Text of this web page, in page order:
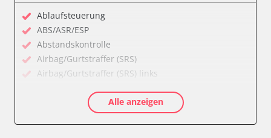
Ablaufsteuerung
ABS/ASR/ESP
Abstandskontrolle
Airbag/Gurtstraffer (SRS)
Airbag/Gurtstraffer (SRS) links
Allradelektronik
Anhängersteuergerät
Alle anzeigen